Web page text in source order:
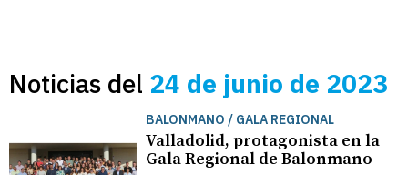
Noticias del 24 de junio de 2023
BALONMANO / GALA REGIONAL
Valladolid, protagonista en la
Gala Regional de Balonmano